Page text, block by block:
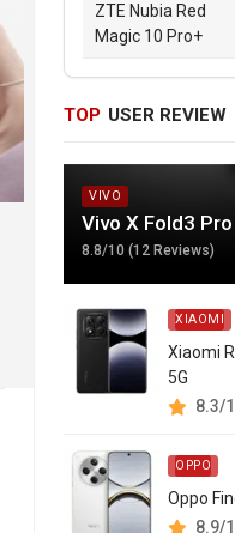
ZTE Nubia Red
Magic 10 Pro+
TOP USER REVIEW
VIVO
Vivo X Fold3 Pro
8.8/10 (12 Reviews)
XIAOMI
Xiaomi
5G
8.3/
OPPO
Oppo
8.9/